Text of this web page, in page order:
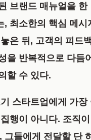
브랜드 매뉴얼을 한
, 최소한의 핵심 메
은 뒤, 고객의 피드
을 반복적으로 다듬
할 수 있다.
스타트업에게 가장
행이 아니다. 조직
들에게 전달할 단